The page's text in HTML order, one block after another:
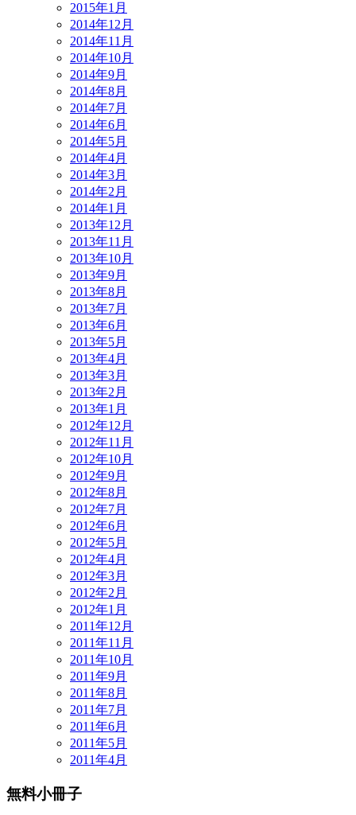
2015年1月
2014年12月
2014年11月
2014年10月
2014年9月
2014年8月
2014年7月
2014年6月
2014年5月
2014年4月
2014年3月
2014年2月
2014年1月
2013年12月
2013年11月
2013年10月
2013年9月
2013年8月
2013年7月
2013年6月
2013年5月
2013年4月
2013年3月
2013年2月
2013年1月
2012年12月
2012年11月
2012年10月
2012年9月
2012年8月
2012年7月
2012年6月
2012年5月
2012年4月
2012年3月
2012年2月
2012年1月
2011年12月
2011年11月
2011年10月
2011年9月
2011年8月
2011年7月
2011年6月
2011年5月
2011年4月
無料小冊子